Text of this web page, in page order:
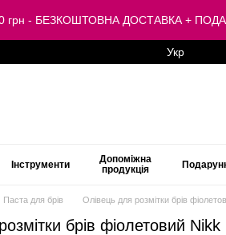
грн - БЕЗКОШТОВНА ДОСТАВКА +
Укр
Інструменти
Допоміжна
продукція
Паста для брів Олівець для розмітки брів
брів фіолетовий